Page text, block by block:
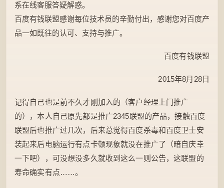
系在线客服答疑解惑。
百度有钱联盟感谢每位技术员的辛勤付出，感谢您对百度产
品一如既往的认可、支持与推广。
百度有钱联盟
2015年8月28日
记得自己也是前不久才刚加入的（客户经理上门推广
的），本人自己原先都是推广2345联盟的产品，接触百度
联盟后也推广过几次，后来总觉得百度杀毒和百度卫士安
装起来后电脑运行有点卡顿现象就没在推广了（暗自庆幸
一下吧），可没想没多久就收到这么一则公告，这联盟的
寿命确实有点……。